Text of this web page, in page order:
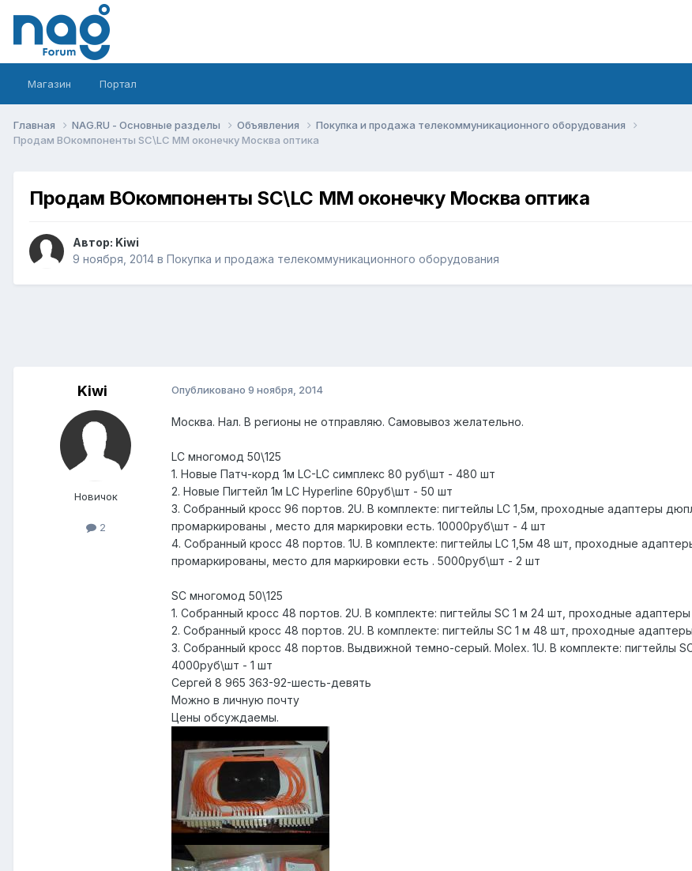
Магазин Портал
Главная NAG.RU - Основные разделы Объявления
Покупка и продажа телекоммуникационного оборудования
Продам ВОкомпоненты SC\LC MM оконечку Москва оптика
Продам ВОкомпоненты SC\LC MM оконечку Москва оптика
Автор: Kiwi
9 ноября, 2014 в Покупка и продажа телекоммуникационного оборудования
Kiwi
Новичок
2
Опубликовано 9 ноября, 2014
Москва. Нал. В регионы не отправляю. Самовывоз желательно.
LC многомод 50\125
1. Новые Патч-корд 1м LC-LC симплекс 80 руб\шт - 480 шт
2. Новые Пигтейл 1м LC Hyperline 60руб\шт - 50 шт
3. Собранный кросс 96 портов. 2U. В комплекте: пигтейлы LC 1,5м, проходные адаптеры
промаркированы , место для маркировки есть. 10000руб\шт - 4 шт
4. Собранный кросс 48 портов. 1U. В комплекте: пигтейлы LC 1,5м 48 шт, проходные
промаркированы, место для маркировки есть . 5000руб\шт - 2 шт
SC многомод 50\125
1. Собранный кросс 48 портов. 2U. В комплекте: пигтейлы SC 1 м 24 шт, проходные
2. Собранный кросс 48 портов. 2U. В комплекте: пигтейлы SC 1 м 48 шт, проходные
3. Собранный кросс 48 портов. Выдвижной темно-серый. Molex. 1U. В комплекте: пигтейлы
4000руб\шт - 1 шт
Сергей 8 965 363-92-шесть-девять
Можно в личную почту
Цены обсуждаемы.